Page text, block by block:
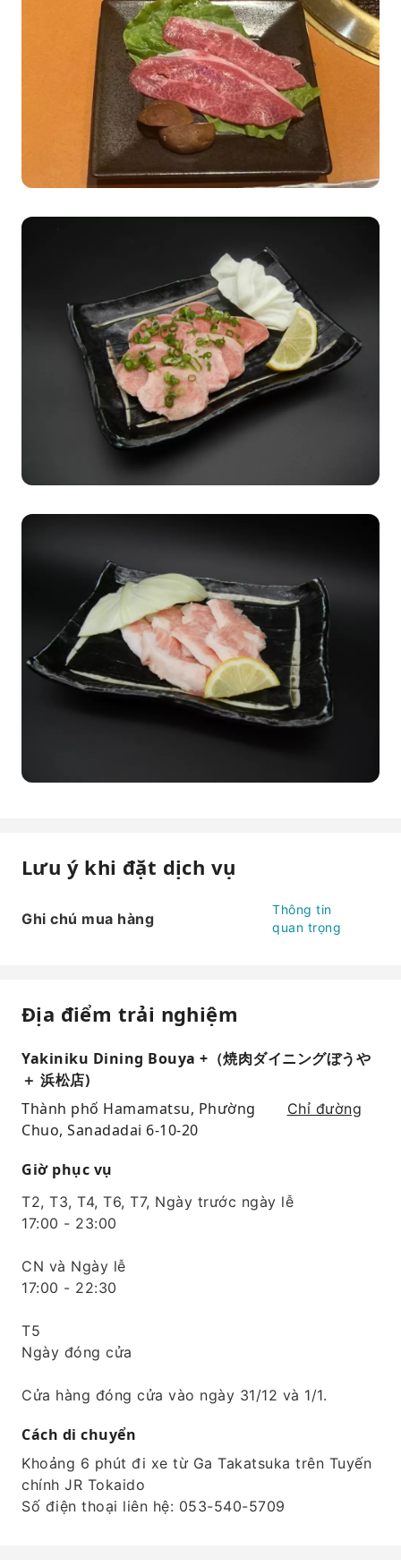
Lưu ý khi đặt dịch vụ
Ghi chú mua hàng
Thông tin
quan trọng
Địa điểm trải nghiệm
Yakiniku Dining Bouya +（焼肉ダイニングぼうや
＋ 浜松店)
Thành phố Hamamatsu, Phường
Chuo, Sanadadai 6-10-20
Chỉ đường
Giờ phục vụ
T2, T3, T4, T6, T7, Ngày trước ngày lễ
17:00 - 23:00
CN và Ngày lễ
17:00 - 22:30
T5
Ngày đóng cửa
Cửa hàng đóng cửa vào ngày 31/12 và 1/1.
Cách di chuyển
Khoảng 6 phút đi xe từ Ga Takatsuka trên Tuyến
chính JR Tokaido
Số điện thoại liên hệ: 053-540-5709